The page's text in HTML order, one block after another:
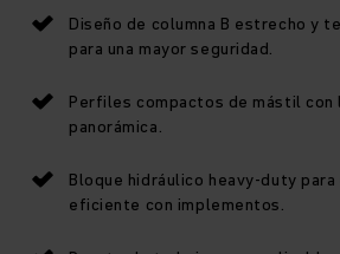
Diseño de columna B estrecho y
para una mayor seguridad.
Perfiles compactos de mástil con
panorámica.
Bloque hidráulico heavy-duty para
eficiente con implementos.